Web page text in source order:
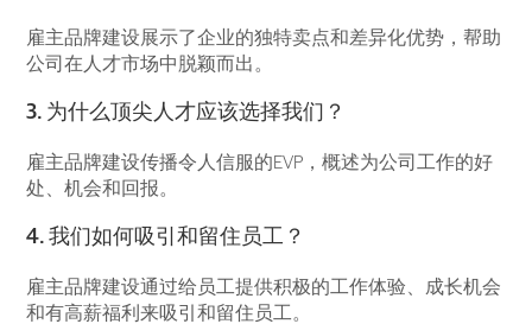
雇主品牌建设展示了企业的独特卖点和差异化优势，帮助
公司在人才市场中脱颖而出。
3. 为什么顶尖人才应该选择我们？
雇主品牌建设传播令人信服的EVP，概述为公司工作的好
处、机会和回报。
4. 我们如何吸引和留住员工？
雇主品牌建设通过给员工提供积极的工作体验、成长机会
和有高薪福利来吸引和留住员工。